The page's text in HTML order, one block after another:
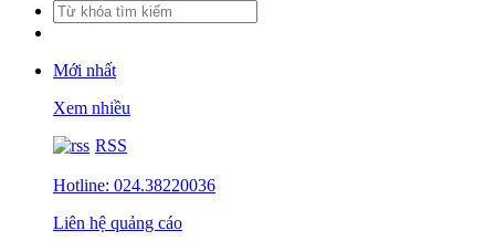
Mới nhất
Xem nhiều
RSS
Hotline: 024.38220036
Liên hệ quảng cáo